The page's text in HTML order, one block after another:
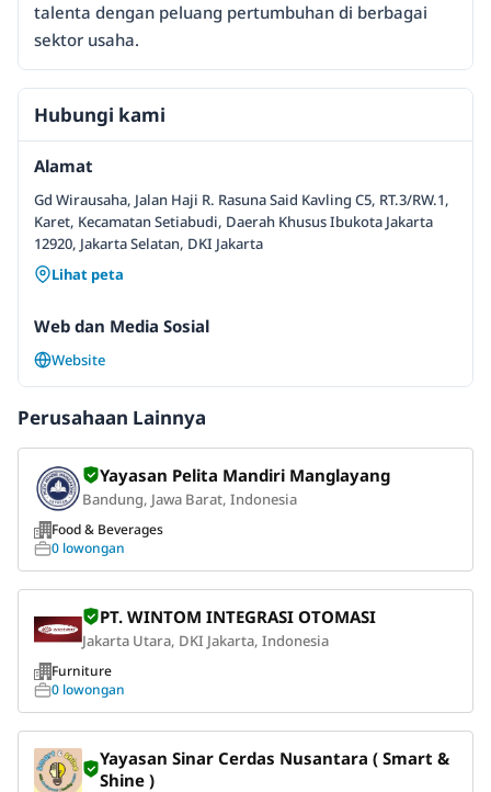
talenta dengan peluang pertumbuhan di berbagai
sektor usaha.
Hubungi kami
Alamat
Gd Wirausaha, Jalan Haji R. Rasuna Said Kavling C5, RT.3/RW.1,
Karet, Kecamatan Setiabudi, Daerah Khusus Ibukota Jakarta
12920, Jakarta Selatan, DKI Jakarta
Lihat peta
Web dan Media Sosial
Website
Perusahaan Lainnya
Yayasan Pelita Mandiri Manglayang
Bandung, Jawa Barat, Indonesia
Food & Beverages
0 lowongan
PT. WINTOM INTEGRASI OTOMASI
Jakarta Utara, DKI Jakarta, Indonesia
Furniture
0 lowongan
Yayasan Sinar Cerdas Nusantara ( Smart &
Shine )